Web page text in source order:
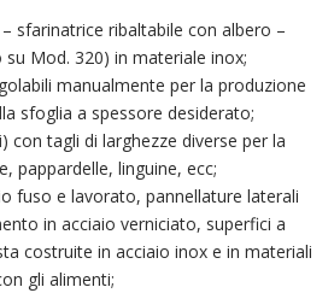
sfarinatrice ribaltabile con albero –
Mod. 320) in materiale inox;
manualmente per la produzione
sfoglia a spessore desiderato;
con tagli di larghezze diverse per la
pappardelle, linguine, ecc;
fuso e lavorato, pannellature laterali
in acciaio verniciato, superfici a
costruite in acciaio inox e in materiali
gli alimenti;